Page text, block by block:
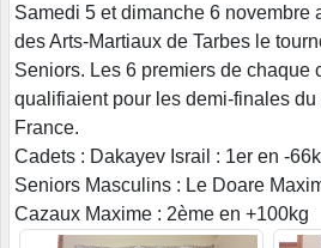
Samedi 5 et dimanche 6 novembre
des Arts-Martiaux de Tarbes le
Seniors. Les 6 premiers de chaque
qualifiaient pour les demi-finales
France.
Cadets : Dakayev Israil : 1er en -
Seniors Masculins : Le Doare
Cazaux Maxime : 2ème en +100kg